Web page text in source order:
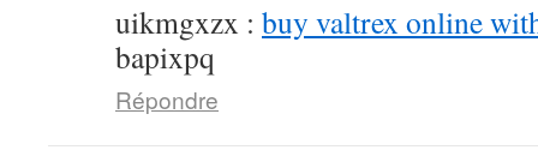
uikmgxzx : buy valtrex online
bapixpq
Répondre